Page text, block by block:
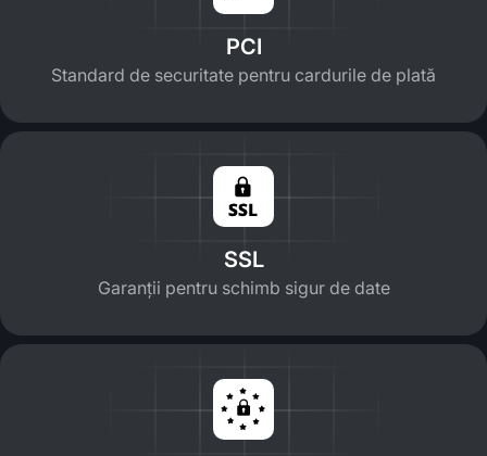
PCI
Standard de securitate pentru cardurile de plată
SSL
Garanții pentru schimb sigur de date